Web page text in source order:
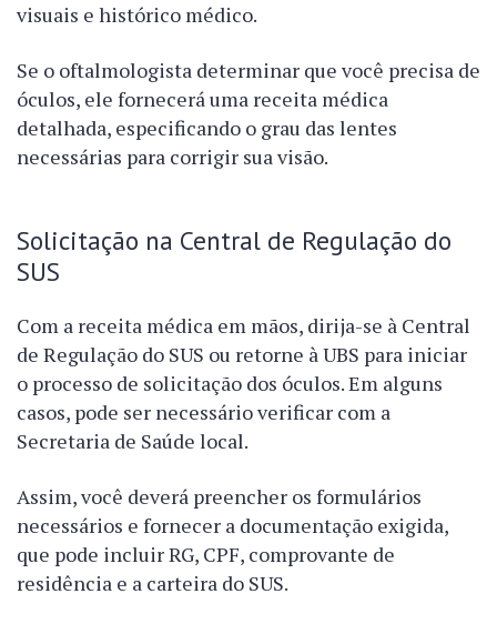
visuais e histórico médico.
Se o oftalmologista determinar que você precisa de
óculos, ele fornecerá uma receita médica
detalhada, especificando o grau das lentes
necessárias para corrigir sua visão.
Solicitação na Central de Regulação do
SUS
Com a receita médica em mãos, dirija-se à Central
de Regulação do SUS ou retorne à UBS para iniciar
o processo de solicitação dos óculos. Em alguns
casos, pode ser necessário verificar com a
Secretaria de Saúde local.
Assim, você deverá preencher os formulários
necessários e fornecer a documentação exigida,
que pode incluir RG, CPF, comprovante de
residência e a carteira do SUS.